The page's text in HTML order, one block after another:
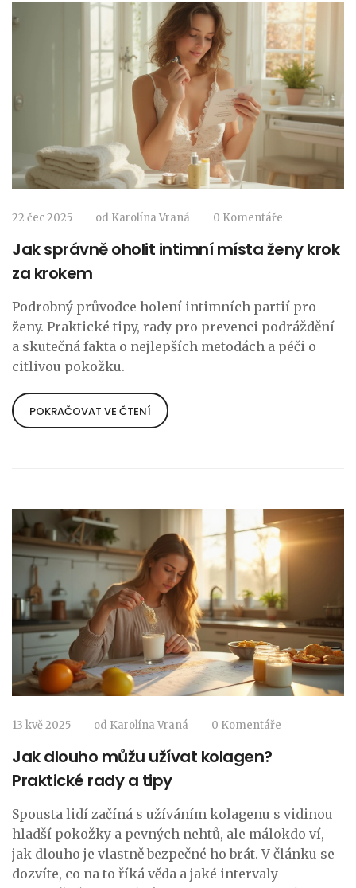
22 čec 2025 od Karolína Vraná 0 Komentáře
Jak správně oholit intimní místa ženy krok
za krokem
Podrobný průvodce holení intimních partií pro
ženy. Praktické tipy, rady pro prevenci podráždění
a skutečná fakta o nejlepších metodách a péči o
citlivou pokožku.
POKRAČOVAT VE ČTENÍ
13 kvě 2025 od Karolína Vraná 0 Komentáře
Jak dlouho můžu užívat kolagen?
Praktické rady a tipy
Spousta lidí začíná s užíváním kolagenu s vidinou
hladší pokožky a pevných nehtů, ale málokdo ví,
jak dlouho je vlastně bezpečné ho brát. V článku se
dozvíte, co na to říká věda a jaké intervaly